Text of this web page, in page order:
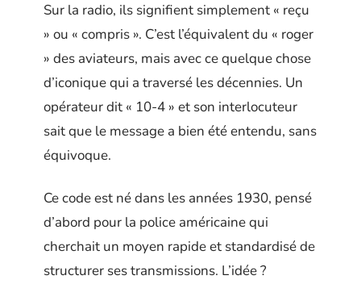
Sur la radio, ils signifient simplement « reçu
» ou « compris ». C’est l’équivalent du « roger
» des aviateurs, mais avec ce quelque chose
d’iconique qui a traversé les décennies. Un
opérateur dit « 10-4 » et son interlocuteur
sait que le message a bien été entendu, sans
équivoque.
Ce code est né dans les années 1930, pensé
d’abord pour la police américaine qui
cherchait un moyen rapide et standardisé de
structurer ses transmissions. L’idée ?